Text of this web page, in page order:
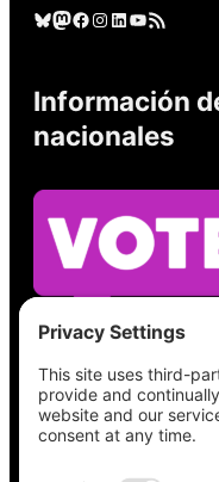
Cielo azul Mastodonte Facebook Instagram LinkedIn YouTube Feed RSS
Información
nacionales
Vea lo que hay
lugar de
registro y
electoral que